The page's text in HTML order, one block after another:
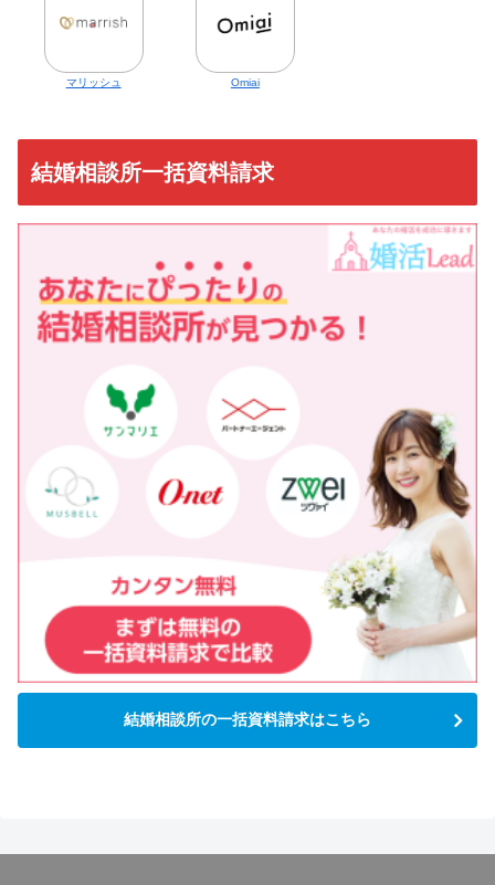
マリッシュ Omiai
結婚相談所一括資料請求
結婚相談所の一括資料請求はこちら